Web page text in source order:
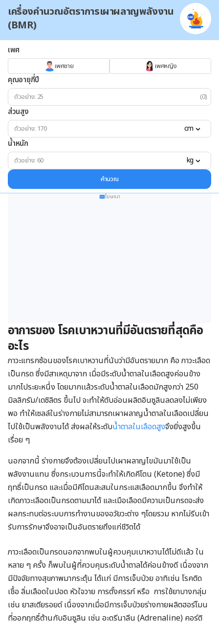
เครื่องคำนวณอัตราการเผาผลาญพลังงาน
(BMR)
เพศ
เพศชาย เพศหญิง
คุณอายุกี่ปี
(ปี)
ส่วนสูง
cm
น้ำหนัก
kg
คำนวณ
โฆษณา
อาการของ โรคเบาหวานที่มีอันตรายที่สุดคือ
อะไร
ภาวะแทรกซ้อนของโรคเบาหวานที่นับว่ามีอันตรายมาก คือ ภาวะเลือด
เป็นกรด ซึ่งมีสาเหตุมาจาก เมื่อมีระดับน้ำตาลในเลือดสูงค่อนข้าง
มากไประยะหนึ่ง โดยมากเเล้วระดับน้ำตาลในเลือดมักสูงกว่า 250
มิลลิกรัม/เดซิลิตร ขึ้นไป จะทำให้ตับอ่อนผลิตอินซูลินลดลงไม่เพียง
พอ ทำให้เซลล์ในร่างกายไม่สามารถเผาผลาญน้ำตาลในเลือดเปลี่ยน
ไปใช้เป็นพลังงานได้ ส่งผลให้ระดับน้ำตาลในเลือดสูงจึงยิ่งสูงขึ้น
เรื่อย ๆ
นอกจากนี้ ร่างกายจึงต้องเปลี่ยนไปเผาผลาญไขมันมาใช้เป็น
พลังงานแทน ซึ่งกระบวนการนี้จะทำให้เกิดคีโตน (Ketone) ซึ่งมี
ฤทธิ์เป็นกรด และเมื่อมีคีโตนสะสมในกระแสเลือดมากขึ้น จึงทำให้
เกิดภาวะเลือดเป็นกรดตามมาได้ และเมือเลือดมีความเป็นกรดจะส่ง
ผลกระทบต่อระบบการทำงานของอวัยวะต่าง ๆโดยรวม หากไม่รีบเข้า
รับการรักษาจึงอาจเป็นอันตรายถึงแก่ชีวิตได้
ภาวะเลือดเป็นกรดนอกจากพบในผู้ควบคุมเบาหวานได้ไม่ดีเเล้ว ใน
หลาย ๆ ครั้ง ก็พบในผู้ที่ควบคุมระดับน้ำตาลได้ค่อนข้างดี เนื่องจาก
มีปัจจัยทางสุขภาพมากระตุ้น ได้เเก่ มีการเจ็บป่วย อาทิเช่น โรคติด
เชื้อ ลิ่มเลือดในปอด หัวใจวาย การตั้งครรภ์ หรือ การใช้ยาบางกลุ่ม
เช่น ยาสเตียรอยด์ เนื่องจากเมื่อมีการเจ็บป่วยร่างกายผลิตฮอร์โมน
ที่ออกฤทธิ์ต้านกับอินซูลิน เช่น อะดรีนาลีน (Adrenaline) คอร์ติ